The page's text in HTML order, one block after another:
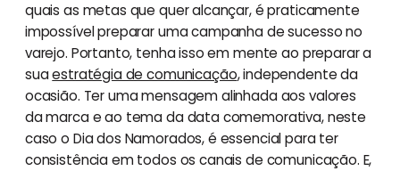
quais as metas que quer alcançar, é praticamente
impossível preparar uma campanha de sucesso no
varejo. Portanto, tenha isso em mente ao preparar a
suaestratégia de comunicação, independente da
ocasião. Ter uma mensagem alinhada aos valores
da marca e ao tema da data comemorativa, neste
caso o Dia dos Namorados, é essencial para ter
consistência em todos os canais de comunicação. E,